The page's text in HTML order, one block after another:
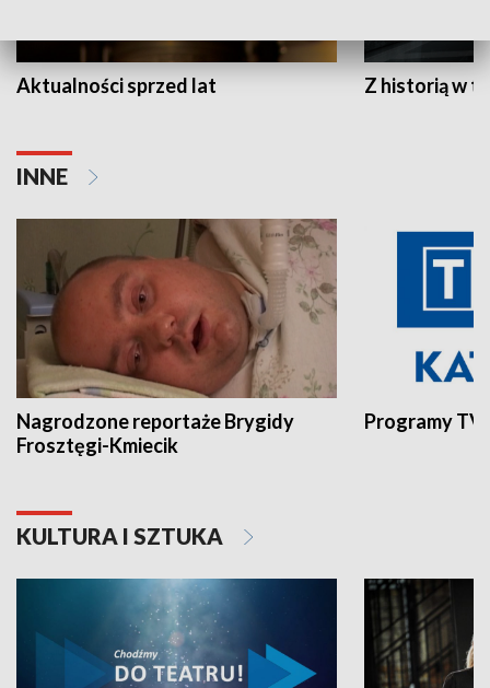
Aktualności sprzed lat Z historią w
INNE
Nagrodzone reportaże Brygidy
Frosztęgi-Kmiecik
Programy
KULTURA I SZTUKA